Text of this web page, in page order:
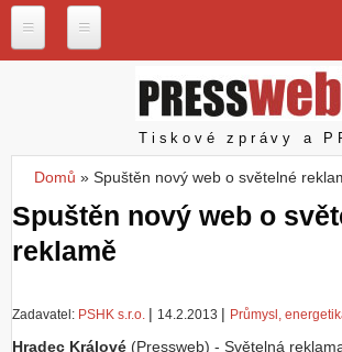
P
e
b
.
c
z
N
š
Tiskové zprávy a
Jste zde
Domů » Spuštěn nový web o světelné
Spuštěn nový web o
reklamě
Zadavatel: PSHK s.r.o. | 14.2.2013 | Průmysl,
Hradec Králové (Pressweb) - Světelná